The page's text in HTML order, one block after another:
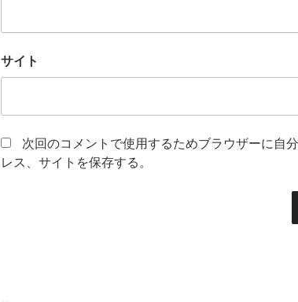
サイト
次回のコメントで使用するためブラウザーに自
レス、サイトを保存する。